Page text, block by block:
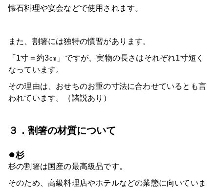
懐石料理や宴会などで使用されます。
また、割箸には独特の慣習があります。
「1寸＝約3㎝」ですが、実物の長さはそれぞれ1寸短く
なっています。
その理由は、おせちのお重の寸法に合わせているとも言
われています。（諸説あり）
３．割箸の材質について
●杉
杉の割箸は国産の最高級品です。
そのため、高級料理店やホテルなどの業態に向いていま